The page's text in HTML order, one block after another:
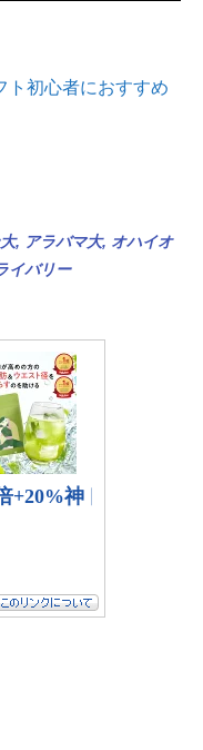
ト初心者におすすめ
, アラバマ大, オハイオ
イバリー